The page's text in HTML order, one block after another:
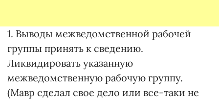
1. Выводы межведомственной рабочей
группы принять к сведению.
Ликвидировать указанную
межведомственную рабочую группу.
(Мавр сделал свое дело или все-таки не